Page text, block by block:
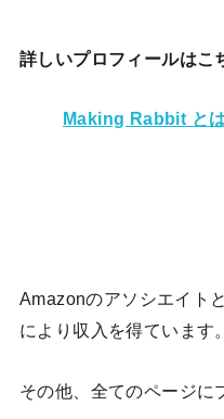
詳しいプロフィールはこ
Making Rabbit と
Amazonのアソシエイト
により収入を得ています。
その他、全てのページに